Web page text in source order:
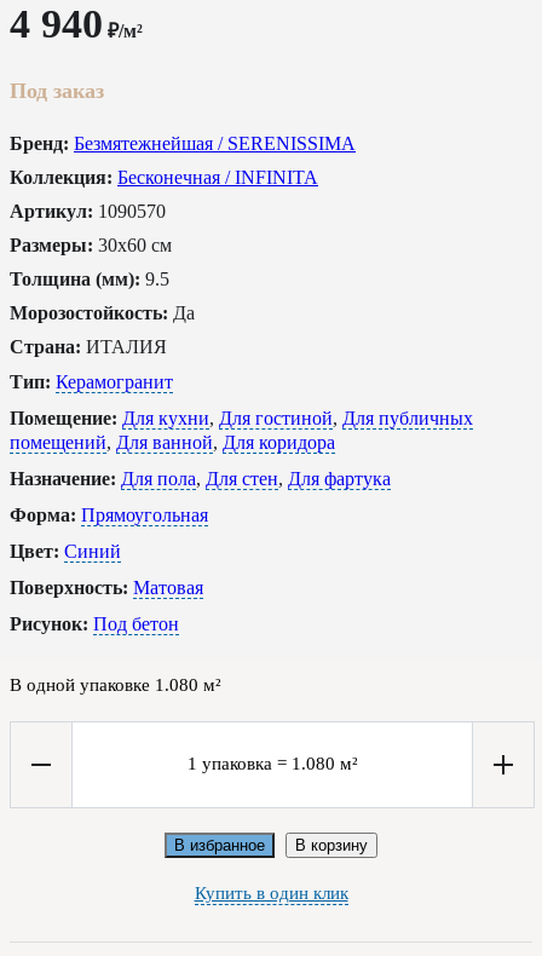
4 940 ₽/м²
Под заказ
Бренд: Безмятежнейшая / SERENISSIMA
Коллекция: Бесконечная / INFINITA
Артикул: 1090570
Размеры: 30x60 см
Толщина (мм): 9.5
Морозостойкость: Да
Страна: ИТАЛИЯ
Тип: Керамогранит
Помещение: Для кухни, Для гостиной, Для публичных
помещений, Для ванной, Для коридора
Назначение: Для пола, Для стен, Для фартука
Форма: Прямоугольная
Цвет: Синий
Поверхность: Матовая
Рисунок: Под бетон
В одной упаковке 1.080 м²
1 упаковка = 1.080 м²
В избранное В корзину
Купить в один клик